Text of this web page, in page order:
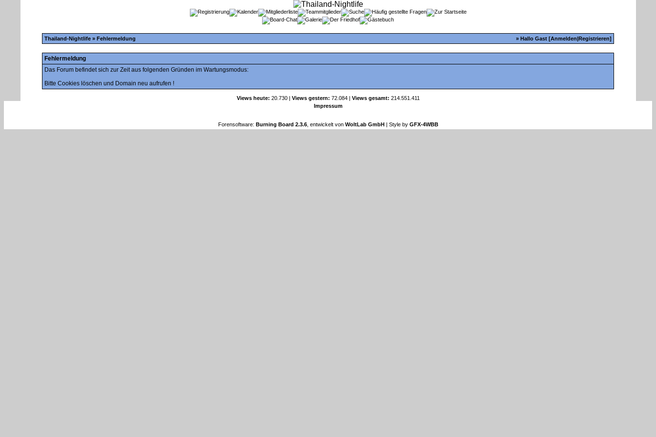
Thailand-Nightlife » Fehlermeldung » Hallo Gast [Anmelden|Registrieren]
Fehlermeldung
Das Forum befindet sich zur Zeit aus folgenden Gründen im Wartungsmodus:
Bitte Cookies löschen und Domain neu aufrufen !
Views heute: 20.730 | Views gestern: 72.084 | Views gesamt: 214.551.411
Impressum
Forensoftware: Burning Board 2.3.6, entwickelt von WoltLab GmbH| Style by GFX-4WBB